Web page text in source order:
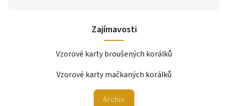
Zajímavosti
Vzorové karty broušených korálků
Vzorové karty mačkaných korálků
Archiv